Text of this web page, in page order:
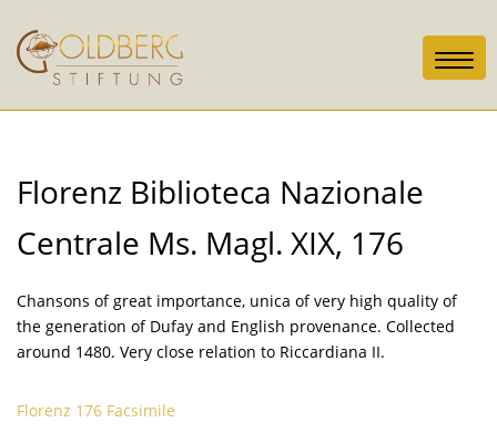
Florenz Biblioteca Nazionale
Centrale Ms. Magl. XIX, 176
Chansons of great importance, unica of very high quality of
the generation of Dufay and English provenance. Collected
around 1480. Very close relation to Riccardiana II.
Florenz 176 Facsimile